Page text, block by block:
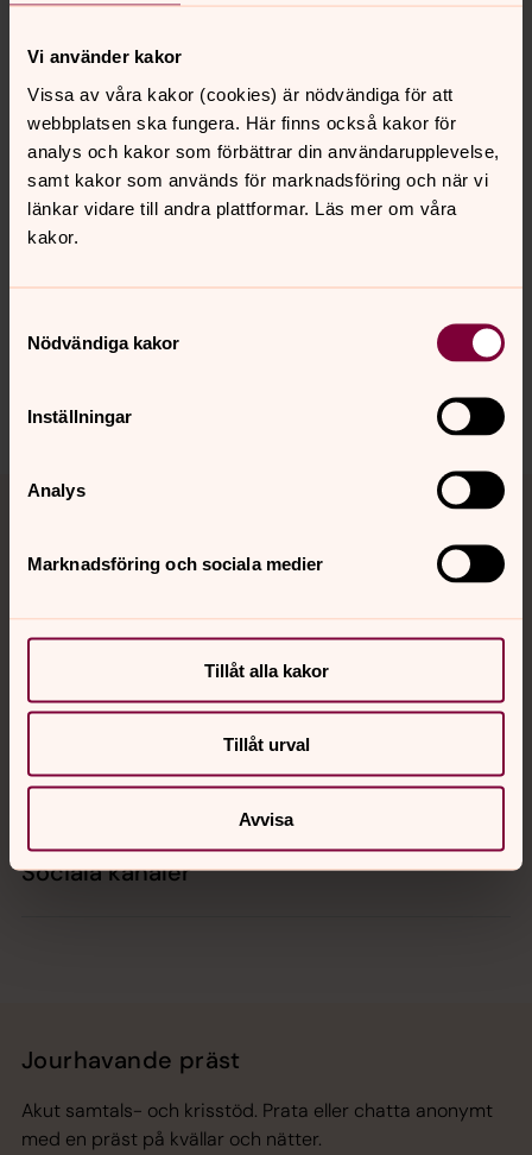
Vi använder kakor
Vissa av våra kakor (cookies) är nödvändiga för att
webbplatsen ska fungera. Här finns också kakor för
analys och kakor som förbättrar din användarupplevelse,
samt kakor som används för marknadsföring och när vi
länkar vidare till andra plattformar. Läs mer om våra
kakor.
Nödvändiga kakor
Inställningar
Analys
Marknadsföring och sociala medier
Tillåt alla kakor
Tillåt urval
Avvisa
Jan-Erik Bernersson
Marie Alvhäll, piano
Kollekt
Skänk gärna en gåva till act Svenska kyrkan.
innehåll?
Dela
Tillbaka till toppen
Tillbaka till innehållet
Kalender
Hitta snabbt
Sociala kanaler
Jourhavande präst
Akut samtals- och krisstöd. Prata eller chatta anonymt
med en präst på kvällar och nätter.